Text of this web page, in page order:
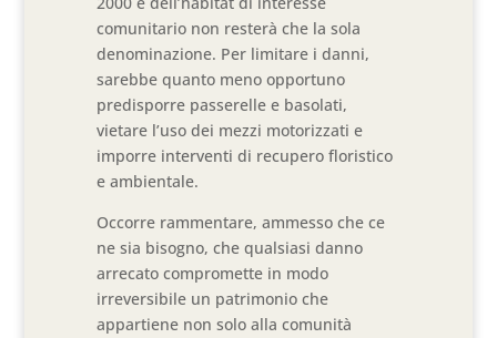
comunitario non resterà che la sola
denominazione. Per limitare i danni,
sarebbe quanto meno opportuno
predisporre passerelle e basolati,
vietare l’uso dei mezzi motorizzati e
imporre interventi di recupero floristico
e ambientale.
Occorre rammentare, ammesso che ce
ne sia bisogno, che qualsiasi danno
arrecato compromette in modo
irreversibile un patrimonio che
appartiene non solo alla comunità